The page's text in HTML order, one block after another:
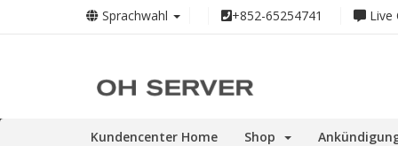
Sprachwahl +852-65254741 Live
Kundencenter Home Shop